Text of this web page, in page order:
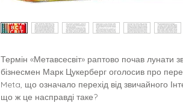
Термін «Метавсесвіт» раптово почав лунати
бізнесмен Марк Цукерберг оголосив про
Meta, що означало перехід від звичайного
що ж це насправді таке?